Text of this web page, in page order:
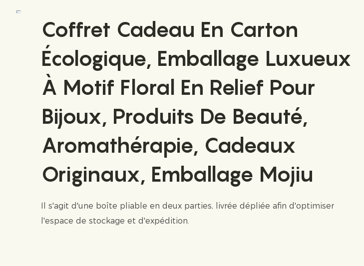
Coffret Cadeau En Carton
Écologique, Emballage Luxueux
À Motif Floral En Relief Pour
Bijoux, Produits De Beauté,
Aromathérapie, Cadeaux
Originaux, Emballage Mojiu
Il s'agit d'une boîte pliable en deux parties, livrée dépliée afin d'optimiser
l'espace de stockage et d'expédition.